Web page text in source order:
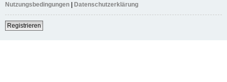
Nutzungsbedingungen | Datenschutzerklärung
Registrieren